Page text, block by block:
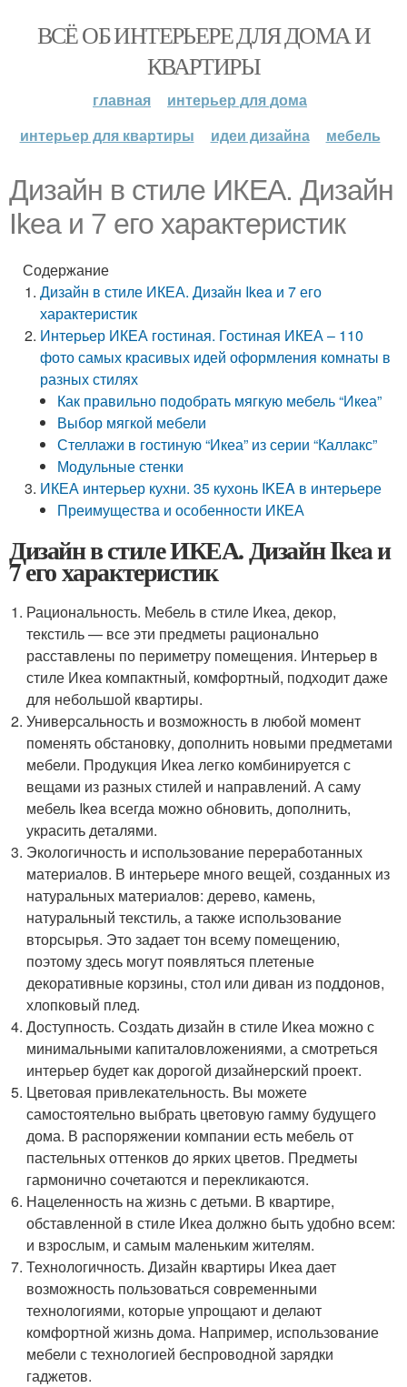
ВСЁ ОБ ИНТЕРЬЕРЕ ДЛЯ ДОМА И
КВАРТИРЫ
главная
интерьер для дома
интерьер для квартиры
идеи дизайна мебель
Дизайн в стиле ИКЕА. Дизайн
Ikea и 7 его характеристик
Содержание
Дизайн в стиле ИКЕА. Дизайн Ikea и 7 его
характеристик
Интерьер ИКЕА гостиная. Гостиная ИКЕА – 110
фото самых красивых идей оформления комнаты в
разных стилях
Как правильно подобрать мягкую мебель “Икеа”
Выбор мягкой мебели
Стеллажи в гостиную “Икеа” из серии “Каллакс”
Модульные стенки
ИКЕА интерьер кухни. 35 кухонь IKEA в интерьере
Преимущества и особенности ИКЕА
Дизайн в стиле ИКЕА. Дизайн Ikea и
7 его характеристик
Рациональность. Мебель в стиле Икеа, декор,
текстиль — все эти предметы рационально
расставлены по периметру помещения. Интерьер в
стиле Икеа компактный, комфортный, подходит даже
для небольшой квартиры.
Универсальность и возможность в любой момент
поменять обстановку, дополнить новыми предметами
мебели. Продукция Икеа легко комбинируется с
вещами из разных стилей и направлений. А саму
мебель Ikea всегда можно обновить, дополнить,
украсить деталями.
Экологичность и использование переработанных
материалов. В интерьере много вещей, созданных из
натуральных материалов: дерево, камень,
натуральный текстиль, а также использование
вторсырья. Это задает тон всему помещению,
поэтому здесь могут появляться плетеные
декоративные корзины, стол или диван из поддонов,
хлопковый плед.
Доступность. Создать дизайн в стиле Икеа можно с
минимальными капиталовложениями, а смотреться
интерьер будет как дорогой дизайнерский проект.
Цветовая привлекательность. Вы можете
самостоятельно выбрать цветовую гамму будущего
дома. В распоряжении компании есть мебель от
пастельных оттенков до ярких цветов. Предметы
гармонично сочетаются и перекликаются.
Нацеленность на жизнь с детьми. В квартире,
обставленной в стиле Икеа должно быть удобно всем:
и взрослым, и самым маленьким жителям.
Технологичность. Дизайн квартиры Икеа дает
возможность пользоваться современными
технологиями, которые упрощают и делают
комфортной жизнь дома. Например, использование
мебели с технологией беспроводной зарядки
гаджетов.